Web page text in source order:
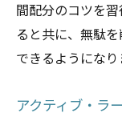
インタ
バーチ
テクノ
塾での学び
間配分のコツを
ると共に、無駄
できるようになり
アクティブ・ラ